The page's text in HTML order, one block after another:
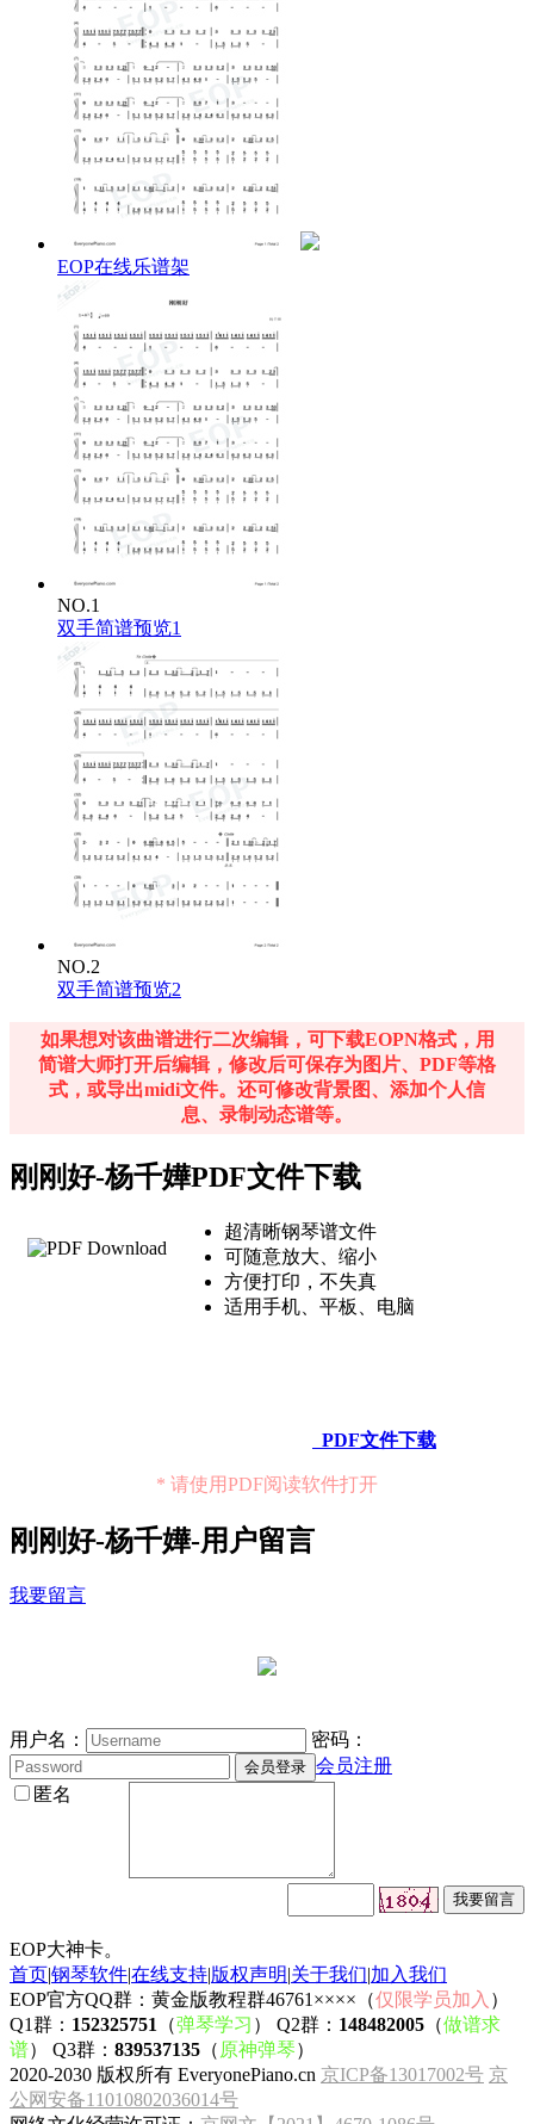
EOP在线乐谱架
NO.1
双手简谱预览1
NO.2
双手简谱预览2
如果想对该曲谱进行二次编辑，可下载EOPN格式，用
简谱大师打开后编辑，修改后可保存为图片、PDF等格
式，或导出midi文件。还可修改背景图、添加个人信
息、录制动态谱等。
刚刚好-杨千嬅PDF文件下载
超清晰钢琴谱文件
可随意放大、缩小
方便打印，不失真
适用手机、平板、电脑
PDF文件下载
* 请使用PDF阅读软件打开
刚刚好-杨千嬅-用户留言
我要留言
用户名：
密码：
会员注册
匿名
EOP大神卡。
首页|钢琴软件|在线支持|版权声明|关于我们|加入我们
EOP官方QQ群：黄金版教程群46761××××（仅限学员加入 ）
Q1群： 152325751 （弹琴学习 ） Q2群： 148482005 （做谱求
谱） Q3群： 839537135 （ 原神弹琴）
2020-2030 版权所有 EveryonePiano.cn 京ICP备13017002号 京
公网安备11010802036014号